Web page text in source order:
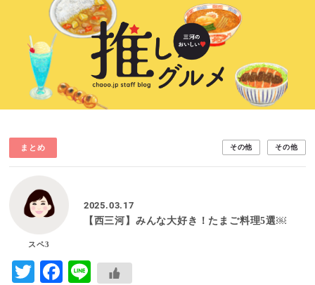
まとめ その他 その他
スペ3
2025.03.17
【西三河】みんな大好き！たまご料理5選￼
Twitter
Facebook
Line